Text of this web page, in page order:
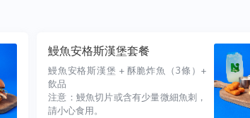
鰻魚安格斯漢堡套餐
鰻魚安格斯漢堡 + 酥脆炸魚（3條）+
飲品
注意：鰻魚切片或含有少量微細魚刺，
請小心食用。